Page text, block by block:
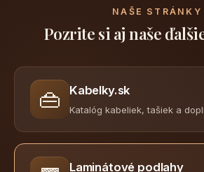
NAŠE STRÁNKY
Pozrite si aj naše
👜 Kabelky.sk
Katalóg kabeliek, tašiek a
Laminátové podlahy